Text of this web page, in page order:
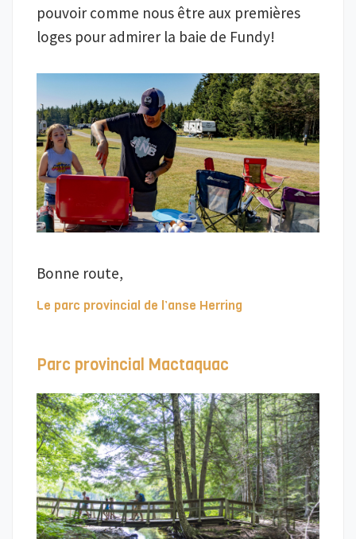
pouvoir comme nous être aux premières
loges pour admirer la baie de Fundy!
Bonne route,
Le parc provincial de l’anse Herring
Parc provincial Mactaquac